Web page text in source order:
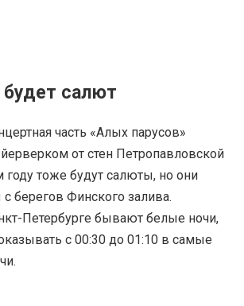
будет салют
часть «Алых парусов»
от стен Петропавловской
году тоже будут салюты, но они
берегов Финского залива.
Петербурге бывают белые ночи,
с 00:30 до 01:10 в самые